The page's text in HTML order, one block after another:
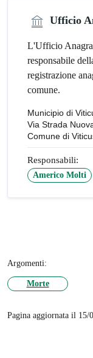
Ufficio
L'Ufficio
responsabile
registrazione
comune.
Municipio di
Via Strada
Comune di
Responsabili:
Americo Molti
Argomenti:
Morte
Pagina aggiornata il 15/